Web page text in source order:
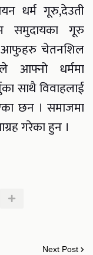
धर्म गूरु,देउती
समुदायका गूरु
आफुहरु चेतनशिल
आफ्नो धर्ममा
साथै विवाहलाई
छन । समाजमा
गरेका हुन ।
Next Post